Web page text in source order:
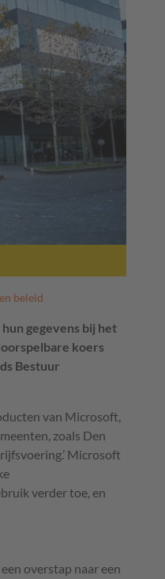
beleid
gegevens bij het
koers
Bestuur
van Microsoft,
zoals Den
Microsoft
verder toe, en
overstap naar een